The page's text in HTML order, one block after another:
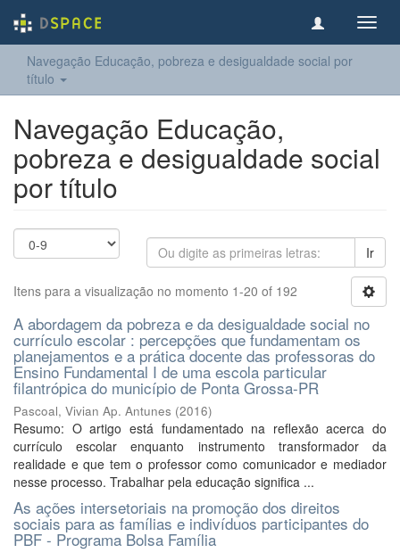
Navegação Educação, pobreza e desigualdade social por
título
Navegação Educação,
pobreza e desigualdade social
por título
Ir
Itens para a visualização no momento 1-20 of 192
A abordagem da pobreza e da desigualdade social no
currículo escolar : percepções que fundamentam os
planejamentos e a prática docente das professoras do
Ensino Fundamental I de uma escola particular
filantrópica do município de Ponta Grossa-PR
Pascoal, Vivian Ap. Antunes (2016)
Resumo: O artigo está fundamentado na reflexão acerca do
currículo escolar enquanto instrumento transformador da
realidade e que tem o professor como comunicador e mediador
nesse processo. Trabalhar pela educação significa ...
As ações intersetoriais na promoção dos direitos
sociais para as famílias e indivíduos participantes do
PBF - Programa Bolsa Família